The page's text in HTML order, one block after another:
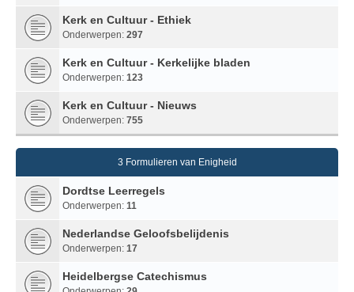
Kerk en Cultuur - Ethiek
Onderwerpen: 297
Kerk en Cultuur - Kerkelijke bladen
Onderwerpen: 123
Kerk en Cultuur - Nieuws
Onderwerpen: 755
3 Formulieren van Enigheid
Dordtse Leerregels
Onderwerpen: 11
Nederlandse Geloofsbelijdenis
Onderwerpen: 17
Heidelbergse Catechismus